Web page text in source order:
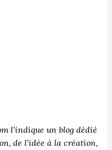
l’indique un blog dédié
de l’idée à la création,